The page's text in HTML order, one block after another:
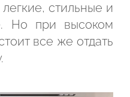
стильные и
Но при высоком
все же отдать